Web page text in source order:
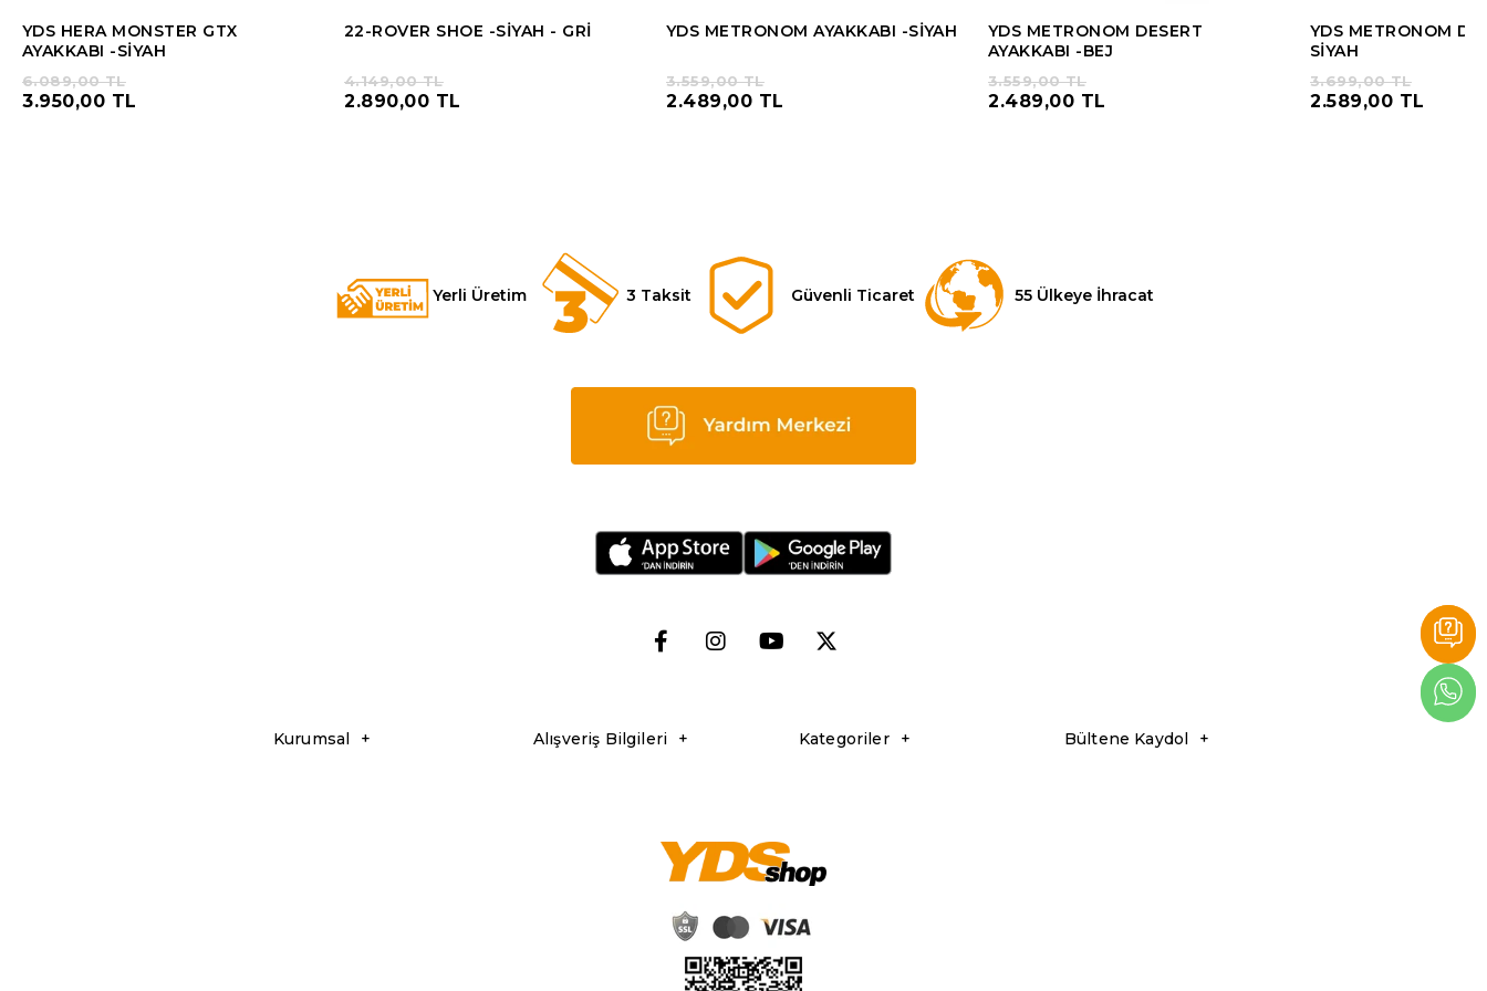
YDS HERA MONSTER GTX
AYAKKABI -SİYAH
3.950,00 TL
6.089,00 TL
22-ROVER SHOE -SİYAH - GRİ
2.890,00 TL
4.149,00 TL
YDS METRONOM AYAKKABI -SİYAH
2.489,00 TL
3.559,00 TL
YDS METRONOM DESERT
AYAKKABI -BEJ
2.489,00 TL
3.559,00 TL
YDS METRONOM
SİYAH
2.589,00 TL
3.699,00 TL
Yerli Üretim 3 Taksit Güvenli Ticaret 55 Ülkeye İhracat
Kurumsal Alışveriş Bilgileri Kategoriler Bültene Kaydol